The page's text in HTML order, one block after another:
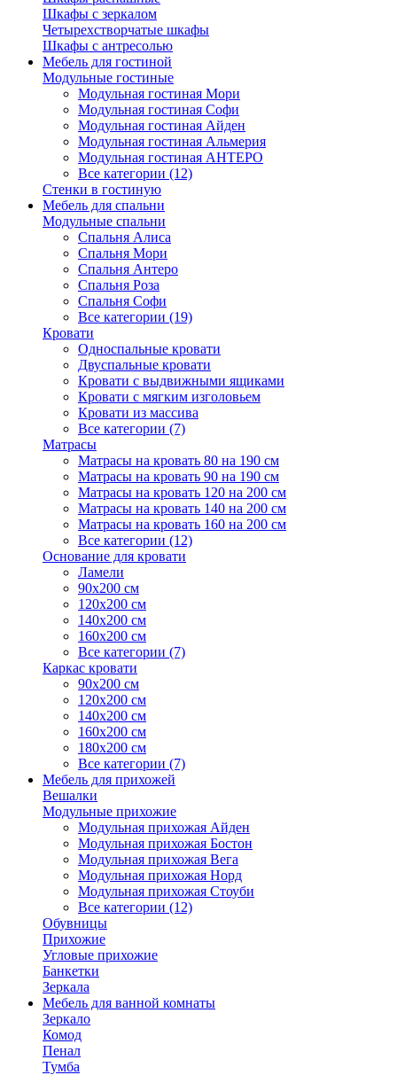
Шкафы с зеркалом
Четырехстворчатые шкафы
Шкафы с антресолью
Мебель для гостиной
Модульные гостиные
Модульная гостиная Мори
Модульная гостиная Софи
Модульная гостиная Айден
Модульная гостиная Альмерия
Модульная гостиная АНТЕРО
Все категории (12)
Стенки в гостиную
Мебель для спальни
Модульные спальни
Спальня Алиса
Спальня Мори
Спальня Антеро
Спальня Роза
Спальня Софи
Все категории (19)
Кровати
Односпальные кровати
Двуспальные кровати
Кровати с выдвижными ящиками
Кровати с мягким изголовьем
Кровати из массива
Все категории (7)
Матрасы
Матрасы на кровать 80 на 190 см
Матрасы на кровать 90 на 190 см
Матрасы на кровать 120 на 200 см
Матрасы на кровать 140 на 200 см
Матрасы на кровать 160 на 200 см
Все категории (12)
Основание для кровати
Ламели
90х200 см
120х200 см
140х200 см
160х200 см
Все категории (7)
Каркас кровати
90х200 см
120х200 см
140х200 см
160х200 см
180х200 см
Все категории (7)
Мебель для прихожей
Вешалки
Модульные прихожие
Модульная прихожая Айден
Модульная прихожая Бостон
Модульная прихожая Вега
Модульная прихожая Норд
Модульная прихожая Стоуби
Все категории (12)
Обувницы
Прихожие
Угловые прихожие
Банкетки
Зеркала
Мебель для ванной комнаты
Зеркало
Комод
Пенал
Тумба